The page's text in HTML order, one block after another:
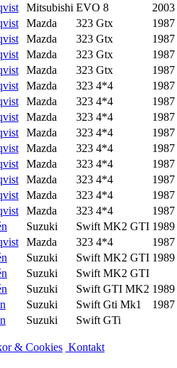
Mitsubishi EVO 8 2003
Mazda 323 Gtx 1987
Mazda 323 Gtx 1987
Mazda 323 Gtx 1987
Mazda 323 Gtx 1987
Mazda 323 4*4 1987
Mazda 323 4*4 1987
Mazda 323 4*4 1987
Mazda 323 4*4 1987
Mazda 323 4*4 1987
Mazda 323 4*4 1987
Mazda 323 4*4 1987
Mazda 323 4*4 1987
Mazda 323 4*4 1987
Suzuki Swift MK2 GTI 1989
Mazda 323 4*4 1987
Suzuki Swift MK2 GTI 1989
Suzuki Swift MK2 GTI
Suzuki Swift GTI MK2 1989
Suzuki Swift Gti Mk1 1987
Suzuki Swift GTi
& Cookies Kontakt